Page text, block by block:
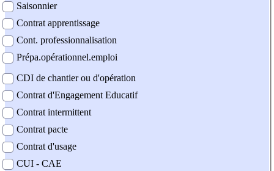
Saisonnier
Contrat apprentissage
Cont. professionnalisation
Prépa.opérationnel.emploi
CDI de chantier ou d'opération
Contrat d'Engagement Educatif
Contrat intermittent
Contrat pacte
Contrat d'usage
CUI - CAE